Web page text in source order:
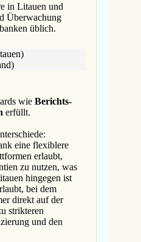
in Litauen und
Überwachung
üblich.
wie Berichts-
erfüllt.
eine flexiblere
erlaubt,
zu nutzen, was
hingegen ist
bei dem
direkt auf der
strikteren
und den